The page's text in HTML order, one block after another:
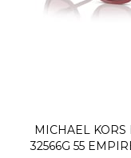
MICHAEL KORS
32566G 55